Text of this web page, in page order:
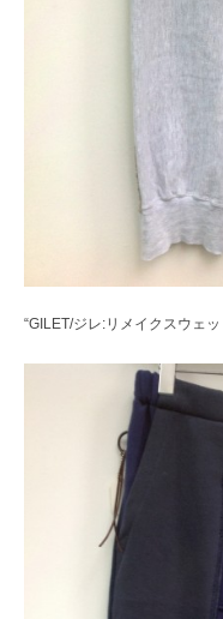
“GILET/ジレ:リメイクスウェ